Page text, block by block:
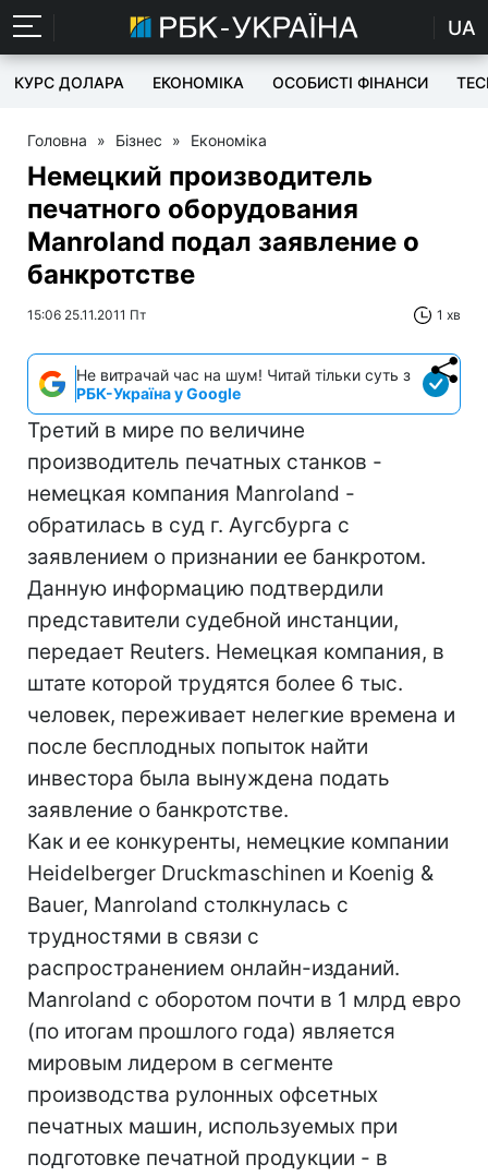
UA
КУРС ДОЛАРА ЕКОНОМІКА ОСОБИСТІ ФІНАНСИ
Головна » Бізнес » Економіка
Немецкий производитель
печатного оборудования
Manroland подал заявление о
банкротстве
15:06 25.11.2011 Пт 1 хв
Не витрачай час на шум! Читай тільки суть з
РБК-Україна у Google
Третий в мире по величине
производитель печатных станков -
немецкая компания Manroland -
обратилась в суд г. Аугсбурга с
заявлением о признании ее банкротом.
Данную информацию подтвердили
представители судебной инстанции,
передает Reuters. Немецкая компания, в
штате которой трудятся более 6 тыс.
человек, переживает нелегкие времена и
после бесплодных попыток найти
инвестора была вынуждена подать
заявление о банкротстве.
Как и ее конкуренты, немецкие компании
Heidelberger Druckmaschinen и Koenig &
Bauer, Manroland столкнулась с
трудностями в связи с
распространением онлайн-изданий.
Manroland с оборотом почти в 1 млрд евро
(по итогам прошлого года) является
мировым лидером в сегменте
производства рулонных офсетных
печатных машин, используемых при
подготовке печатной продукции - в